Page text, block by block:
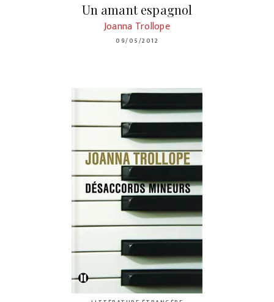
Un amant espagnol
Joanna Trollope
09/05/2012